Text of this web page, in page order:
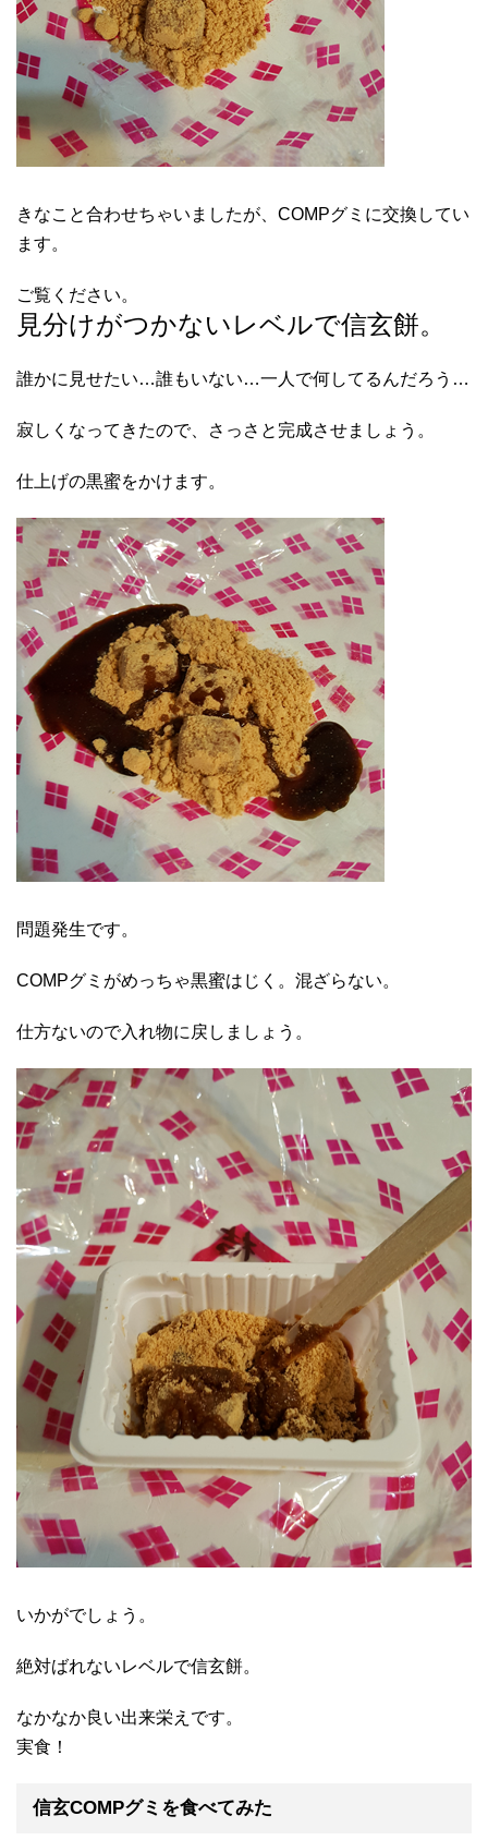
きなこと合わせちゃいましたが、COMPグミに交換してい
ます。
ご覧ください。
見分けがつかないレベルで信玄餅。
誰かに見せたい…誰もいない…一人で何してるんだろう…
寂しくなってきたので、さっさと完成させましょう。
仕上げの黒蜜をかけます。
問題発生です。
COMPグミがめっちゃ黒蜜はじく。混ざらない。
仕方ないので入れ物に戻しましょう。
いかがでしょう。
絶対ばれないレベルで信玄餅。
なかなか良い出来栄えです。
実食！
信玄COMPグミを食べてみた